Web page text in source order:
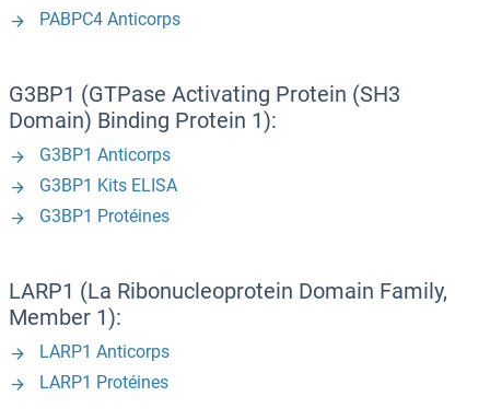
PABPC4 Anticorps
G3BP1 (GTPase Activating Protein (SH3
Domain) Binding Protein 1):
G3BP1 Anticorps
G3BP1 Kits ELISA
G3BP1 Protéines
LARP1 (La Ribonucleoprotein Domain Family,
Member 1):
LARP1 Anticorps
LARP1 Protéines